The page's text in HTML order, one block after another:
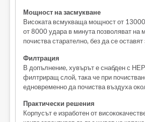
Мощност на засмукване
Високата всмукваща мощност от
от 8000 удара в минута позволяват на
почиства старателно, без да се
Филтрация
В допълнение, хувърът е снабден с
филтриращ слой, така че при
едновременно да почиства въздуха
Практически решения
Корпусът е изработен от